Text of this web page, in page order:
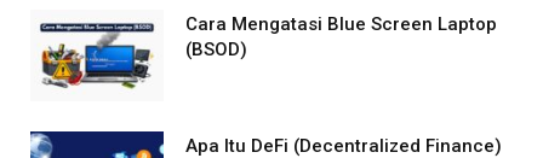
Cara Mengatasi Blue Screen Laptop
(BSOD)
Apa Itu DeFi (Decentralized Finance)